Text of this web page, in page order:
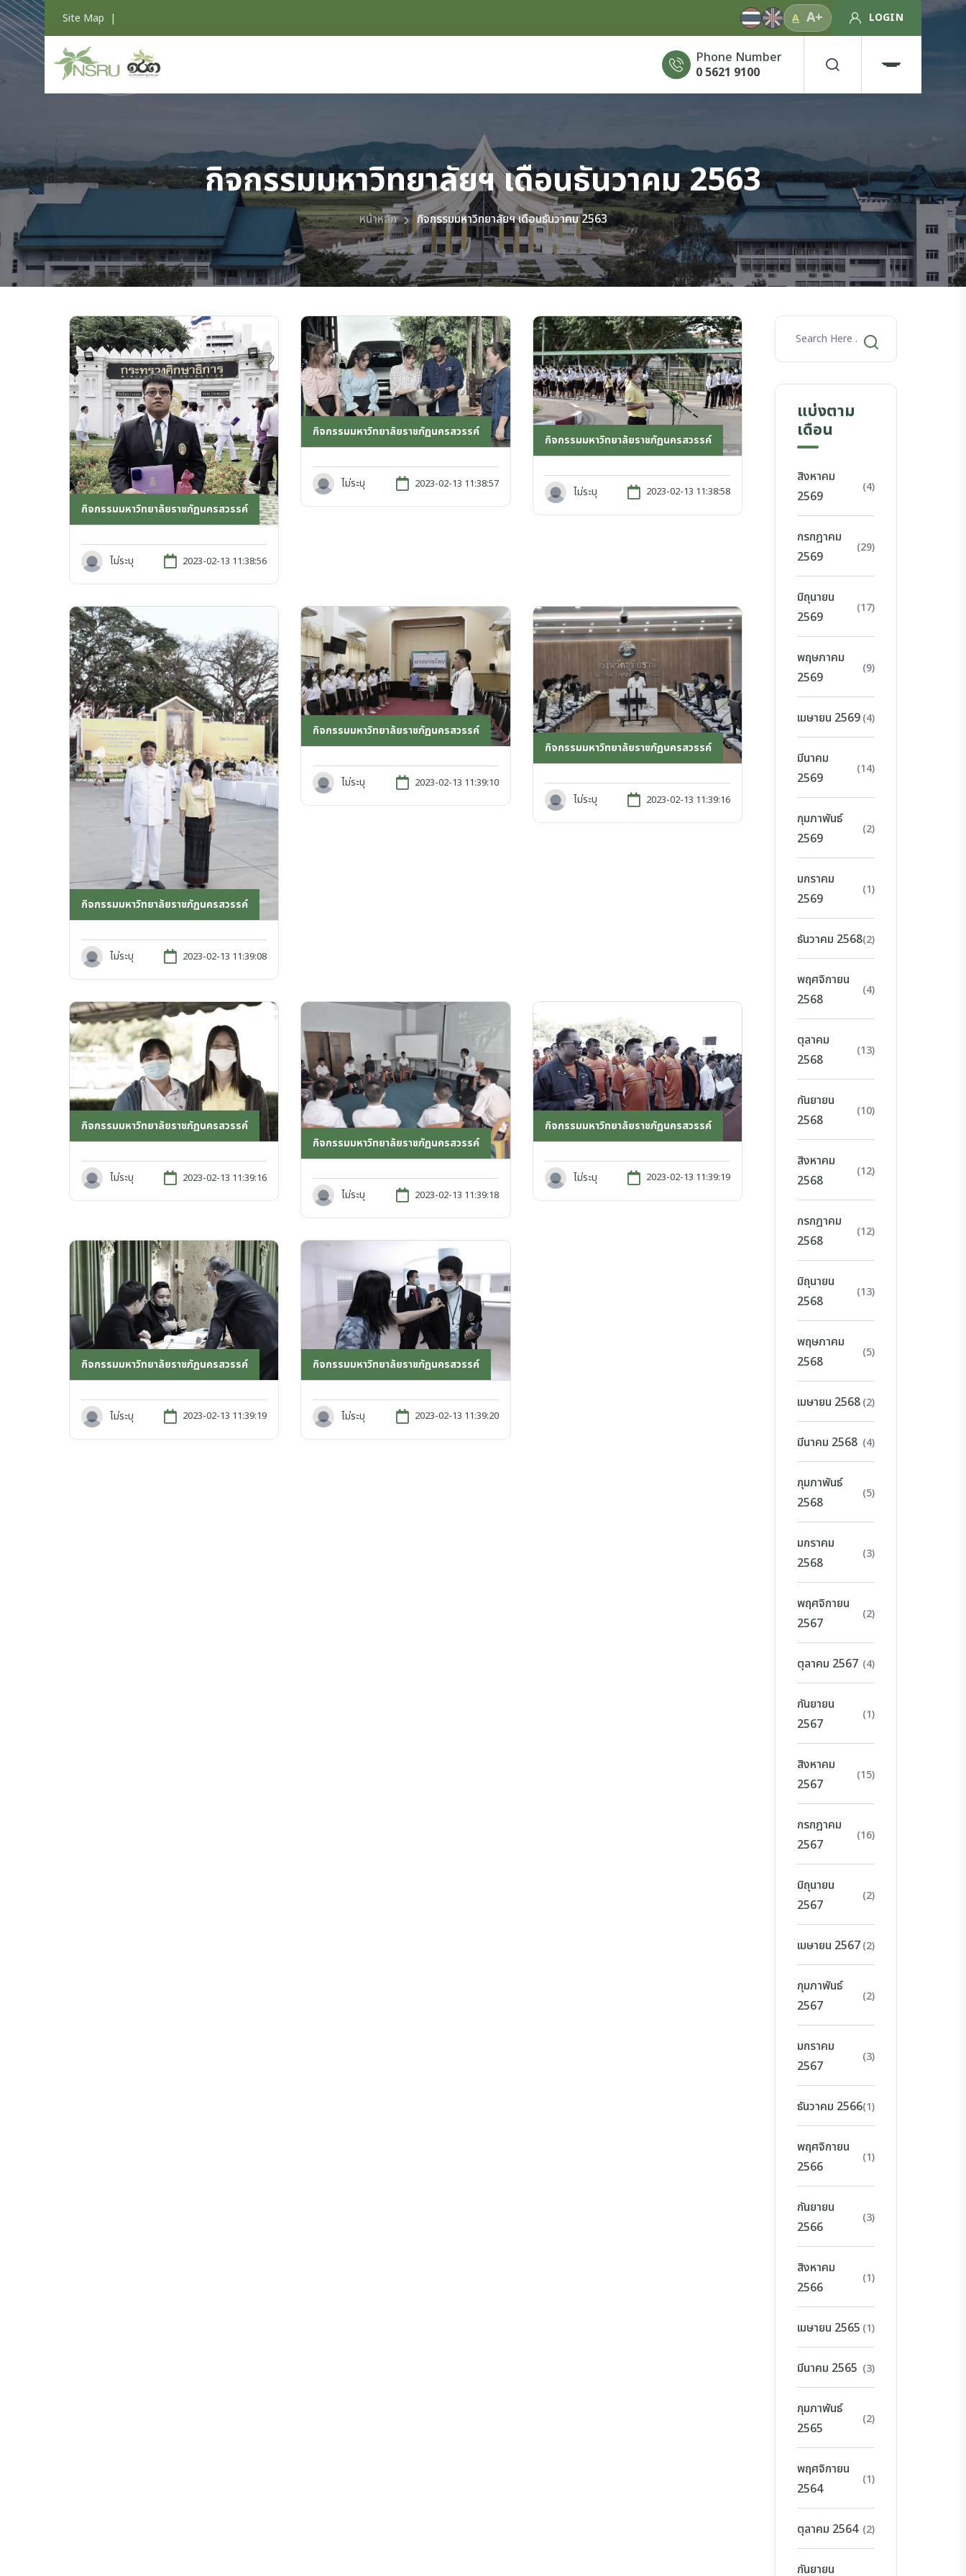
Site Map | A A+ LOGIN
Phone Number
0 5621 9100
>
กิจกรรมมหาวิทยาลัยฯ เดือนธันวาคม 2563
หน้าหลัก กิจกรรมมหาวิทยาลัยฯ เดือนธันวาคม 2563
กิจกรรมมหาวิทยาลัยราชภัฏนครสวรรค์
ไม่ระบุ 2023-02-13 11:38:56
กิจกรรมมหาวิทยาลัยราชภัฏนครสวรรค์
ไม่ระบุ 2023-02-13 11:38:57
กิจกรรมมหาวิทยาลัยราชภัฏนครสวรรค์
ไม่ระบุ 2023-02-13 11:38:58
กิจกรรมมหาวิทยาลัยราชภัฏนครสวรรค์
ไม่ระบุ 2023-02-13 11:39:08
กิจกรรมมหาวิทยาลัยราชภัฏนครสวรรค์
ไม่ระบุ 2023-02-13 11:39:10
กิจกรรมมหาวิทยาลัยราชภัฏนครสวรรค์
ไม่ระบุ 2023-02-13 11:39:16
กิจกรรมมหาวิทยาลัยราชภัฏนครสวรรค์
ไม่ระบุ 2023-02-13 11:39:16
กิจกรรมมหาวิทยาลัยราชภัฏนครสวรรค์
ไม่ระบุ 2023-02-13 11:39:18
กิจกรรมมหาวิทยาลัยราชภัฏนครสวรรค์
ไม่ระบุ 2023-02-13 11:39:19
กิจกรรมมหาวิทยาลัยราชภัฏนครสวรรค์
ไม่ระบุ 2023-02-13 11:39:19
กิจกรรมมหาวิทยาลัยราชภัฏนครสวรรค์
ไม่ระบุ 2023-02-13 11:39:20
แบ่งตาม
เดือน
สิงหาคม
2569
(4)
กรกฎาคม
2569
(29)
มิถุนายน
2569
(17)
พฤษภาคม
2569
(9)
เมษายน 2569(4)
มีนาคม
2569
(14)
กุมภาพันธ์
2569
(2)
มกราคม
2569
(1)
ธันวาคม 2568(2)
พฤศจิกายน
2568
(4)
ตุลาคม
2568
(13)
กันยายน
2568
(10)
สิงหาคม
2568
(12)
กรกฎาคม
2568
(12)
มิถุนายน
2568
(13)
พฤษภาคม
2568
(5)
เมษายน 2568(2)
มีนาคม 2568 (4)
กุมภาพันธ์
2568
(5)
มกราคม
2568
(3)
พฤศจิกายน
2567
(2)
ตุลาคม 2567 (4)
กันยายน
2567
(1)
สิงหาคม
2567
(15)
กรกฎาคม
2567
(16)
มิถุนายน
2567
(2)
เมษายน 2567(2)
กุมภาพันธ์
2567
(2)
มกราคม
2567
(3)
ธันวาคม 2566(1)
พฤศจิกายน
2566
(1)
กันยายน
2566
(3)
สิงหาคม
2566
(1)
เมษายน 2565 (1)
มีนาคม 2565 (3)
กุมภาพันธ์
2565
(2)
พฤศจิกายน
2564
(1)
ตุลาคม 2564 (2)
กันยายน